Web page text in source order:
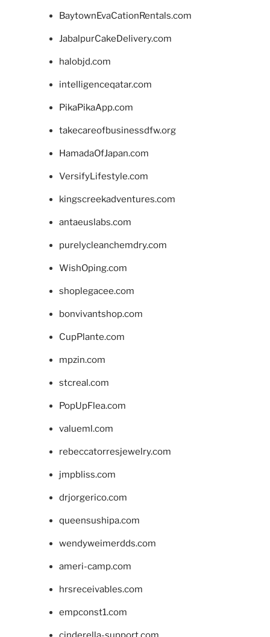
BaytownEvaCationRentals.com
JabalpurCakeDelivery.com
halobjd.com
intelligenceqatar.com
PikaPikaApp.com
takecareofbusinessdfw.org
HamadaOfJapan.com
VersifyLifestyle.com
kingscreekadventures.com
antaeuslabs.com
purelycleanchemdry.com
WishOping.com
shoplegacee.com
bonvivantshop.com
CupPlante.com
mpzin.com
stcreal.com
PopUpFlea.com
valueml.com
rebeccatorresjewelry.com
jmpbliss.com
drjorgerico.com
queensushipa.com
wendyweimerdds.com
ameri-camp.com
hrsreceivables.com
empconst1.com